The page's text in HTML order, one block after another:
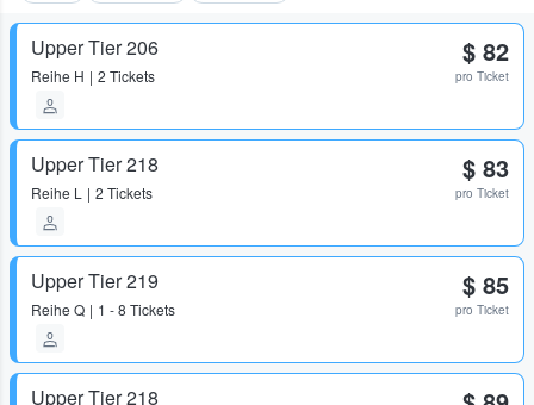
Upper Tier 206
Reihe H 2 Tickets
$ 82
pro Ticket
Upper Tier 218
Reihe L 2 Tickets
$ 83
pro Ticket
Upper Tier 219
Reihe Q 1 - 8 Tickets
$ 85
pro Ticket
Upper Tier 218